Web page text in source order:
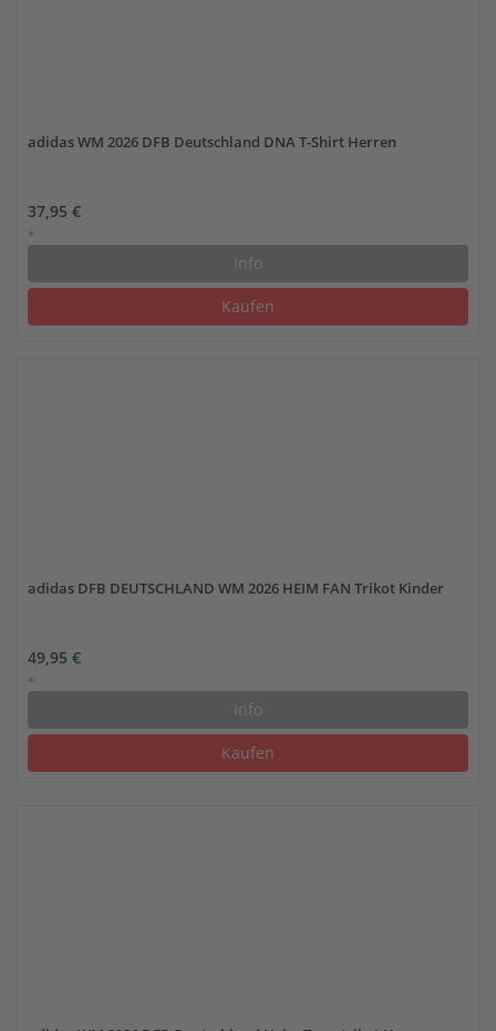
adidas WM 2026 DFB Deutschland DNA T-Shirt Herren
37,95 €
*
Info
Kaufen
adidas DFB DEUTSCHLAND WM 2026 HEIM FAN Trikot Kinder
49,95 €
*
Info
Kaufen